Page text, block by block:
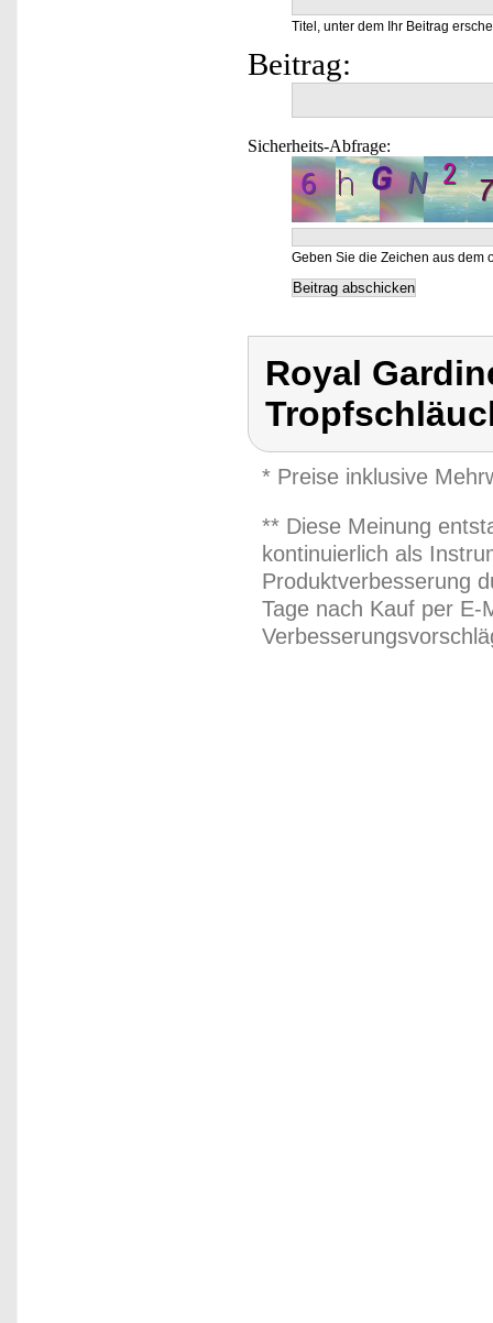
Titel, unter dem Ihr Beitrag
Beitrag:
Sicherheits-Abfrage:
Geben Sie die Zeichen aus dem
Royal
* Preise inklusive
** Diese Meinung
kontinuierlich als
Produktverbesserung
Tage nach Kauf per E-